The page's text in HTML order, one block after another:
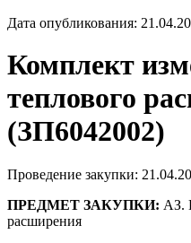
Дата опубликования:
Комплект
теплового
(ЗП6042002)
Проведение закупки:
ПРЕДМЕТ ЗАКУПКИ: АЗ.
расширения